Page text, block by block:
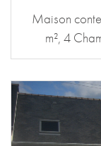
Maison
m², 4